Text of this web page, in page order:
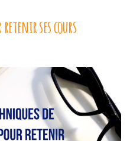
ses cours